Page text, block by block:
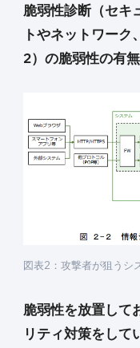
脆弱性診断（セキ
トやネットワー
2）の脆弱性の有
図表2：攻撃者が狙うシ
脆弱性を放置して
リティ対策をして